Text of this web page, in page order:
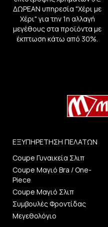
ΔΩΡΕΑΝ υπηρεσία "Χέρι με
Χέρι" για την 1η αλλαγή
μεγέθους στα προϊόντα με
έκπτωση κάτω από 30%.
ΕΞΥΠΗΡΕΤΗΣΗ ΠΕΛΑΤΩΝ
Coupe Γυναικεία Σλιπ
Coupe Μαγιό Bra / One-
Piece
Coupe Μαγιό Σλιπ
Συμβουλές Φροντίδας
Μεγεθολόγιο